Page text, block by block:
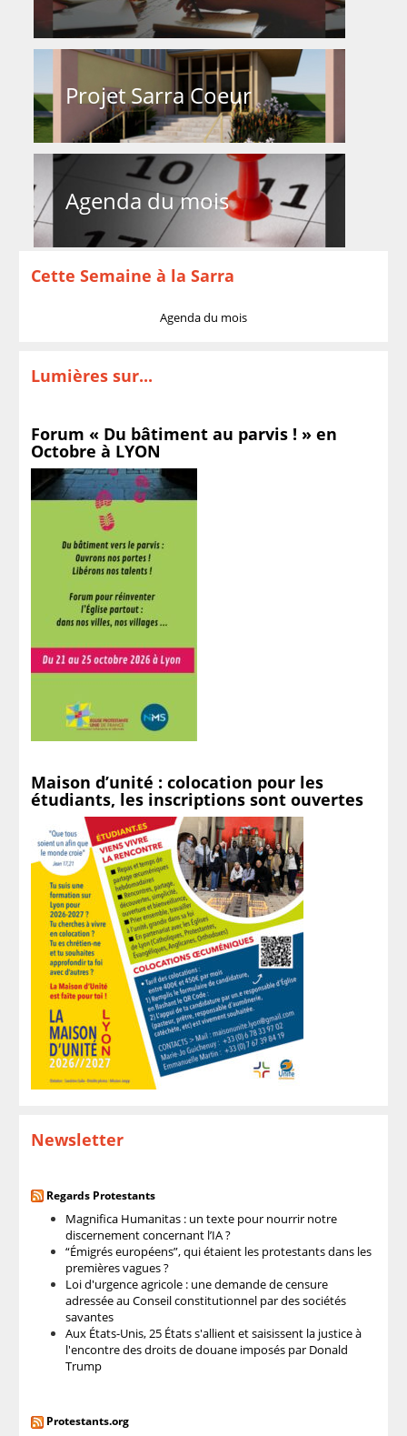
Projet Sarra Coeur
Agenda du mois
Cette Semaine à la Sarra
Agenda du mois
Lumières sur...
Forum « Du bâtiment au parvis ! » en
Octobre à LYON
Maison d’unité : colocation pour les
étudiants, les inscriptions sont ouvertes
Newsletter
Regards Protestants
Magnifica Humanitas : un texte pour nourrir notre
discernement concernant l’IA ?
“Émigrés européens”, qui étaient les protestants dans les
premières vagues ?
Loi d'urgence agricole : une demande de censure
adressée au Conseil constitutionnel par des sociétés
savantes
Aux États-Unis, 25 États s'allient et saisissent la justice à
l'encontre des droits de douane imposés par Donald
Trump
Protestants.org